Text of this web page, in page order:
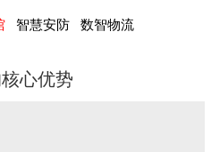
智慧安防 数智物流
心优势